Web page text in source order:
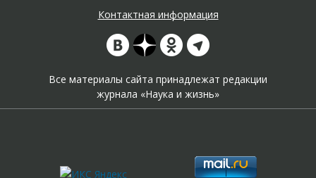
Контактная информация
Все материалы сайта принадлежат редакции
журнала «Наука и жизнь»